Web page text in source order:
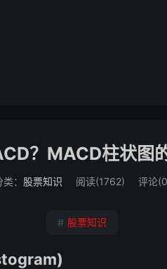
？MACD柱状图
类： 股票知识 阅读(1762) 评论
# 股票知识